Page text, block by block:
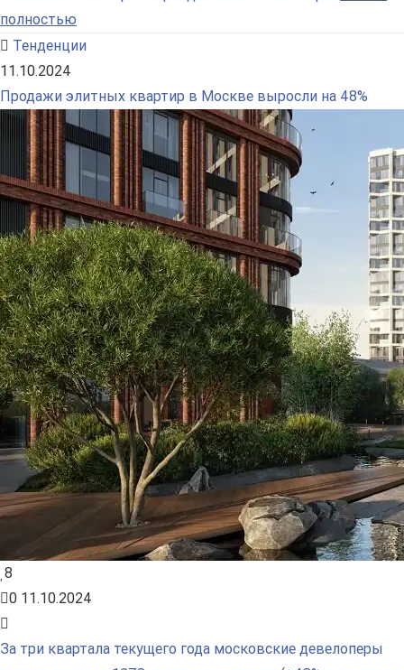
полностью
Тенденции
11.10.2024
Продажи элитных квартир в Москве выросли на 48%
8
0 11.10.2024
За три квартала текущего года московские девелоперы